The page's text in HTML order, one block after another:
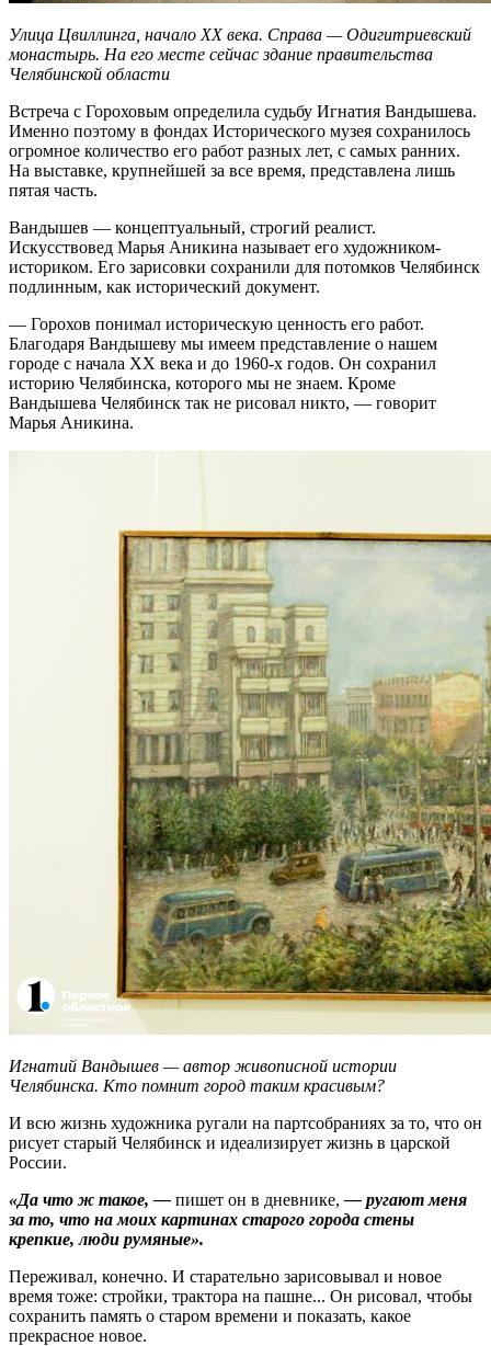
Улица Цвиллинга, начало XX века. Справа — Одигитриевский
монастырь. На его месте сейчас здание правительства
Челябинской области
Встреча с Гороховым определила судьбу Игнатия Вандышева.
Именно поэтому в фондах Исторического музея сохранилось
огромное количество его работ разных лет, с самых ранних.
На выставке, крупнейшей за все время, представлена лишь
пятая часть.
Вандышев — концептуальный, строгий реалист.
Искусствовед Марья Аникина называет его художником-
историком. Его зарисовки сохранили для потомков Челябинск
подлинным, как исторический документ.
— Горохов понимал историческую ценность его работ.
Благодаря Вандышеву мы имеем представление о нашем
городе с начала XX века и до 1960-х годов. Он сохранил
историю Челябинска, которого мы не знаем. Кроме
Вандышева Челябинск так не рисовал никто, — говорит
Марья Аникина.
Игнатий Вандышев — автор живописной истории
Челябинска. Кто помнит город таким красивым?
И всю жизнь художника ругали на партсобраниях за то, что он
рисует старый Челябинск и идеализирует жизнь в царской
России.
«Да что ж такое, — пишет он в дневнике, — ругают меня
за то, что на моих картинах старого города стены
крепкие, люди румяные».
Переживал, конечно. И старательно зарисовывал и новое
время тоже: стройки, трактора на пашне... Он рисовал, чтобы
сохранить память о старом времени и показать, какое
прекрасное новое.